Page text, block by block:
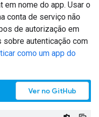
em nome do app. Usar o
conta de serviço não
de autorização em
sobre autenticação com
como um app do
Ver no GitHub